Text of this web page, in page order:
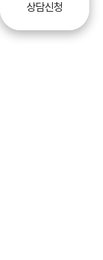
상담신청